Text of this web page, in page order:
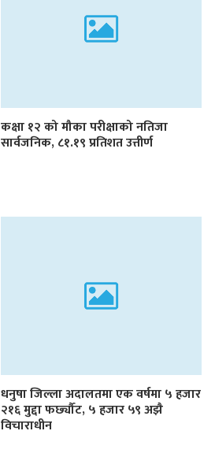
कक्षा १२ को मौका परीक्षाको नतिजा
सार्वजनिक, ८१.१९ प्रतिशत उत्तीर्ण
धनुषा जिल्ला अदालतमा एक वर्षमा ५ हजार
२१६ मुद्दा फर्छ्यौट, ५ हजार ५९ अझै
विचाराधीन